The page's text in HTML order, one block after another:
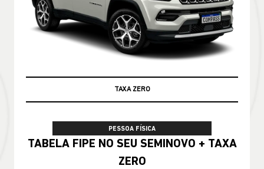
PESSOA FÍSICA
TABELA FIPE NO SEU SEMINOVO + TAXA
ZERO